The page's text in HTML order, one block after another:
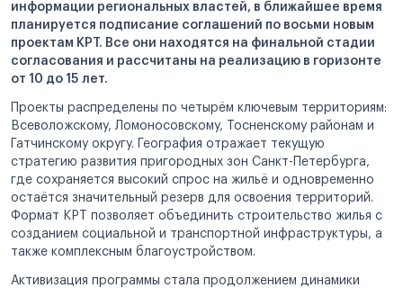
информации региональных властей, в ближайшее время
планируется подписание соглашений по восьми новым
проектам КРТ. Все они находятся на финальной стадии
согласования и рассчитаны на реализацию в горизонте
от 10 до 15 лет.
Проекты распределены по четырём ключевым территориям:
Всеволожскому, Ломоносовскому, Тосненскому районам и
Гатчинскому округу. География отражает текущую
стратегию развития пригородных зон Санкт-Петербурга,
где сохраняется высокий спрос на жильё и одновременно
остаётся значительный резерв для освоения территорий.
Формат КРТ позволяет объединить строительство жилья с
созданием социальной и транспортной инфраструктуры, а
также комплексным благоустройством.
Активизация программы стала продолжением динамики